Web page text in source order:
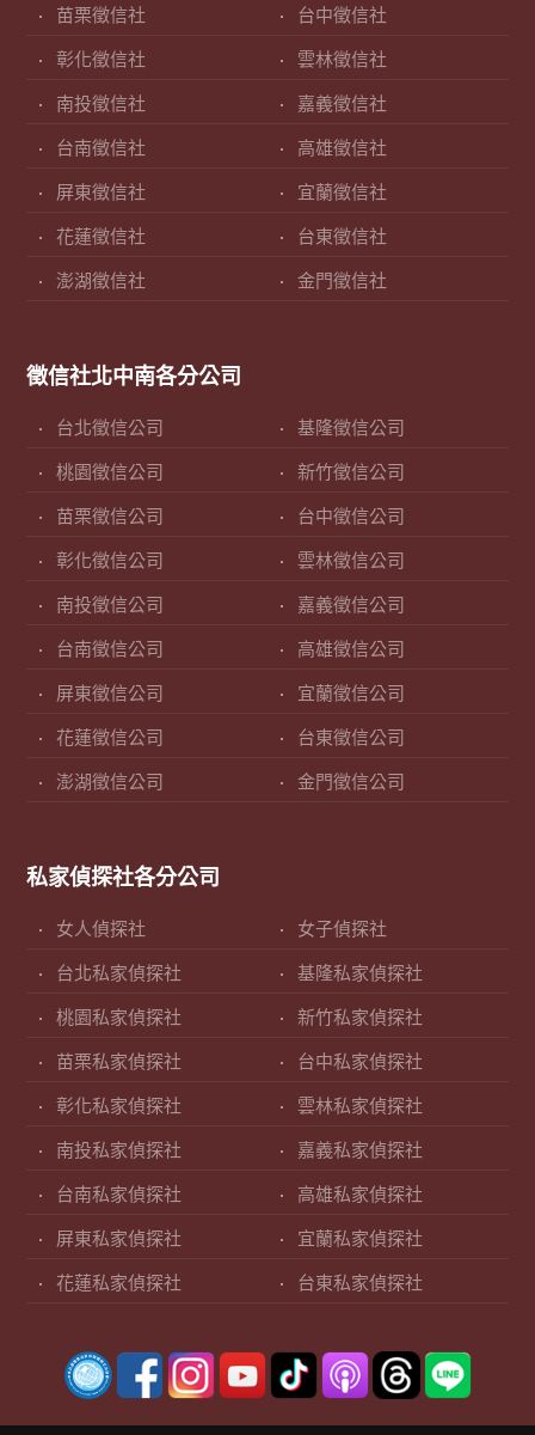
苗栗徵信社 台中徵信社
彰化徵信社 雲林徵信社
南投徵信社 嘉義徵信社
台南徵信社 高雄徵信社
屏東徵信社 宜蘭徵信社
花蓮徵信社 台東徵信社
澎湖徵信社 金門徵信社
徵信社北中南各分公司
台北徵信公司 基隆徵信公司
桃園徵信公司 新竹徵信公司
苗栗徵信公司 台中徵信公司
彰化徵信公司 雲林徵信公司
南投徵信公司 嘉義徵信公司
台南徵信公司 高雄徵信公司
屏東徵信公司 宜蘭徵信公司
花蓮徵信公司 台東徵信公司
澎湖徵信公司 金門徵信公司
私家偵探社各分公司
女人偵探社 女子偵探社
台北私家偵探社 基隆私家偵探社
桃園私家偵探社 新竹私家偵探社
苗栗私家偵探社 台中私家偵探社
彰化私家偵探社 雲林私家偵探社
南投私家偵探社 嘉義私家偵探社
台南私家偵探社 高雄私家偵探社
屏東私家偵探社 宜蘭私家偵探社
花蓮私家偵探社 台東私家偵探社